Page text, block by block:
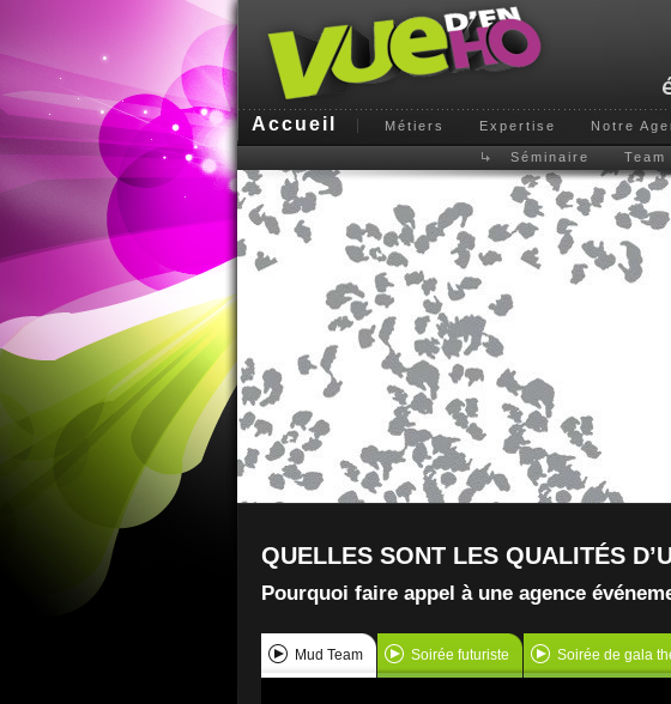
Accueil Métiers Expertise Notre
Séminaire Team
QUELLES SONT LES QUALITÉS
Pourquoi faire appel à une agence
Mud Team Soirée futuriste Soirée de gala